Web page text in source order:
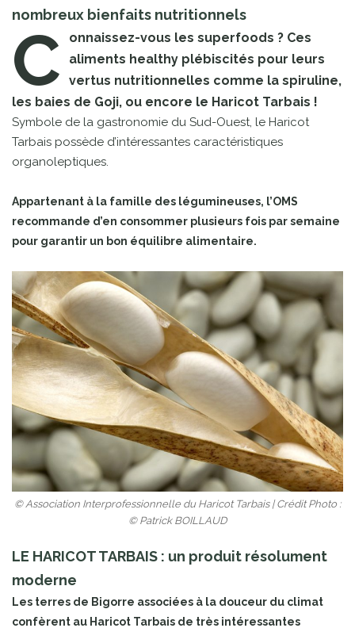
nombreux bienfaits nutritionnels
C
onnaissez-vous les superfoods ? Ces
aliments healthy plébiscités pour leurs
vertus nutritionnelles comme la spiruline,
les baies de Goji, ou encore le Haricot Tarbais !
Symbole de la gastronomie du Sud-Ouest, le Haricot
Tarbais possède d’intéressantes caractéristiques
organoleptiques.
Appartenant à la famille des légumineuses, l’OMS
recommande d’en consommer plusieurs fois par semaine
pour garantir un bon équilibre alimentaire.
© Association Interprofessionnelle du Haricot Tarbais | Crédit Photo :
© Patrick BOILLAUD
LE HARICOT TARBAIS : un produit résolument
moderne
Les terres de Bigorre associées à la douceur du climat
confèrent au Haricot Tarbais de très intéressantes